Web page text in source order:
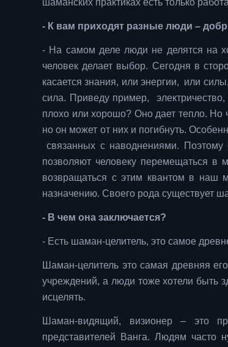
шаманских практиках есть только
- К вам приходят разные люди –
- На самом деле люди не делятся на
человек делает выбор. Сегодня в
касается знания, или энергии, или
сила. Приведу пример,
плохо или хорошо? Оно дает тепло. Но
но он может от них и погибнуть.
связанных с наводнениями. Поэтому
позволяют человеку перемещаться в
возвращаться с этим квантом в наш
назначению. Своего рода существует
- В чем она заключается?
- Есть шаман-целитель, это самое
Шаман-целитель это самая древняя
учреждений, а люди тоже хотели быть
исцелять.
Шаман-видящий, визионер – это
представителей Ванга. Людям часто